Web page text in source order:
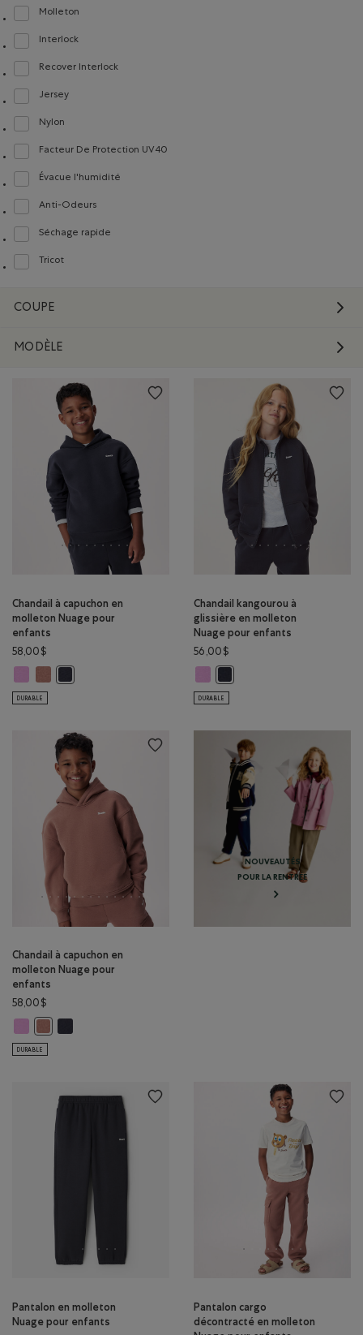
Molleton
Classer selon Composition : Molleton(Fleece)
Interlock
Classer selon Composition : Interlock(Interlock)
Recover Interlock
Classer selon Composition : Recover Interlock(Recover Interlock)
Jersey
Classer selon Composition : Jersey(Jersey)
Nylon
Classer selon Composition : Nylon(Nylon)
Facteur De Protection UV40
Classer selon Composition : FacteurDeProtectionUV40(UVProtectionUPF40)
Évacue l'humidité
Classer selon Composition : Évacuel'humidité(MoistureWicking)
Anti-Odeurs
Classer selon Composition : Anti-Odeurs(Anti-Odour)
Séchage rapide
Classer selon Composition : Séchagerapide(QuickDry)
Tricot
Classer selon Composition : Tricot(Knit)
COUPE
MODÈLE
Chandail à capuchon en
molleton Nuage pour
enfants
58,00$
DURABLE
Chandail kangourou à
glissière en molleton
Nuage pour enfants
56,00$
DURABLE
Chandail à capuchon en
molleton Nuage pour
enfants
58,00$
Chandail à capuchon en molleton Nuage pour enfants: VIOLET
DURABLE
NOUVEAUTÉS
POUR LA RENTRÉE
Pantalon en molleton
Nuage pour enfants
Pantalon cargo
décontracté en molleton